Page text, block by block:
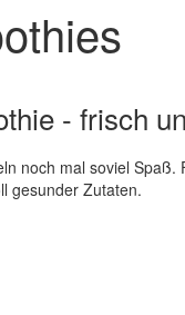
- frisch
noch mal soviel
gesunder Zutaten.